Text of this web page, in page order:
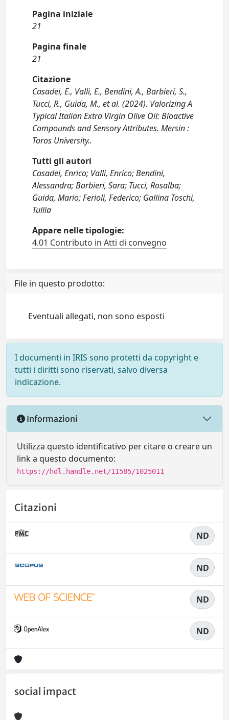
Pagina iniziale
21
Pagina finale
21
Citazione
Casadei, E., Valli, E., Bendini, A., Barbieri, S.,
Tucci, R., Guida, M., et al. (2024). Valorizing A
Typical Italian Extra Virgin Olive Oil: Bioactive
Compounds and Sensory Attributes. Mersin :
Toros University..
Tutti gli autori
Casadei, Enrico; Valli, Enrico; Bendini,
Alessandra; Barbieri, Sara; Tucci, Rosalba;
Guida, Mario; Ferioli, Federico; Gallina Toschi,
Tullia
Appare nelle tipologie:
4.01 Contributo in Atti di convegno
File in questo prodotto:
Eventuali allegati, non sono esposti
I documenti in IRIS sono protetti da copyright e
tutti i diritti sono riservati, salvo diversa
indicazione.
Informazioni
Utilizza questo identificativo per citare o creare un
link a questo documento:
https://hdl.handle.net/11585/1025011
Citazioni
ND
ND
ND
ND
social impact